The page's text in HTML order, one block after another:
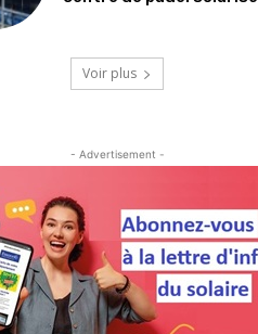
Voir plus
- Advertisement -